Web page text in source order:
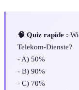
🧠 Quiz rapide :
Telekom-Dienste?
- A) 50%
- B) 90%
- C) 70%